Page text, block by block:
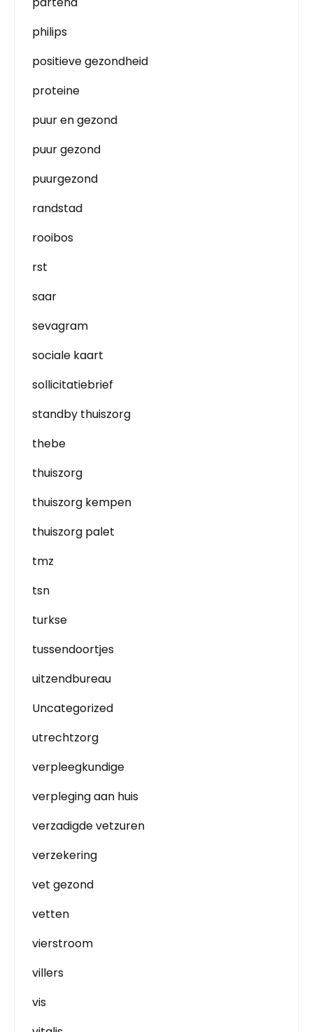
philips
positieve gezondheid
proteine
puur en gezond
puur gezond
puurgezond
randstad
rooibos
rst
saar
sevagram
sociale kaart
sollicitatiebrief
standby thuiszorg
thebe
thuiszorg
thuiszorg kempen
thuiszorg palet
tmz
tsn
turkse
tussendoortjes
uitzendbureau
Uncategorized
utrechtzorg
verpleegkundige
verpleging aan huis
verzadigde vetzuren
verzekering
vet gezond
vetten
vierstroom
villers
vis